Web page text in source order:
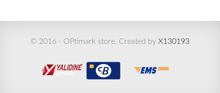
© 2016 - OPtimark store. Created by X130193